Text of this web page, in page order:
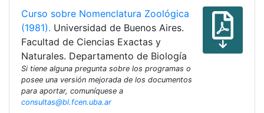
Curso sobre Nomenclatura Zoológica
(1981). Universidad de Buenos Aires.
Facultad de Ciencias Exactas y
Naturales. Departamento de Biología
Si tiene alguna pregunta sobre los programas o
posee una versión mejorada de los documentos
para aportar, comuníquese a
consultas@bl.fcen.uba.ar